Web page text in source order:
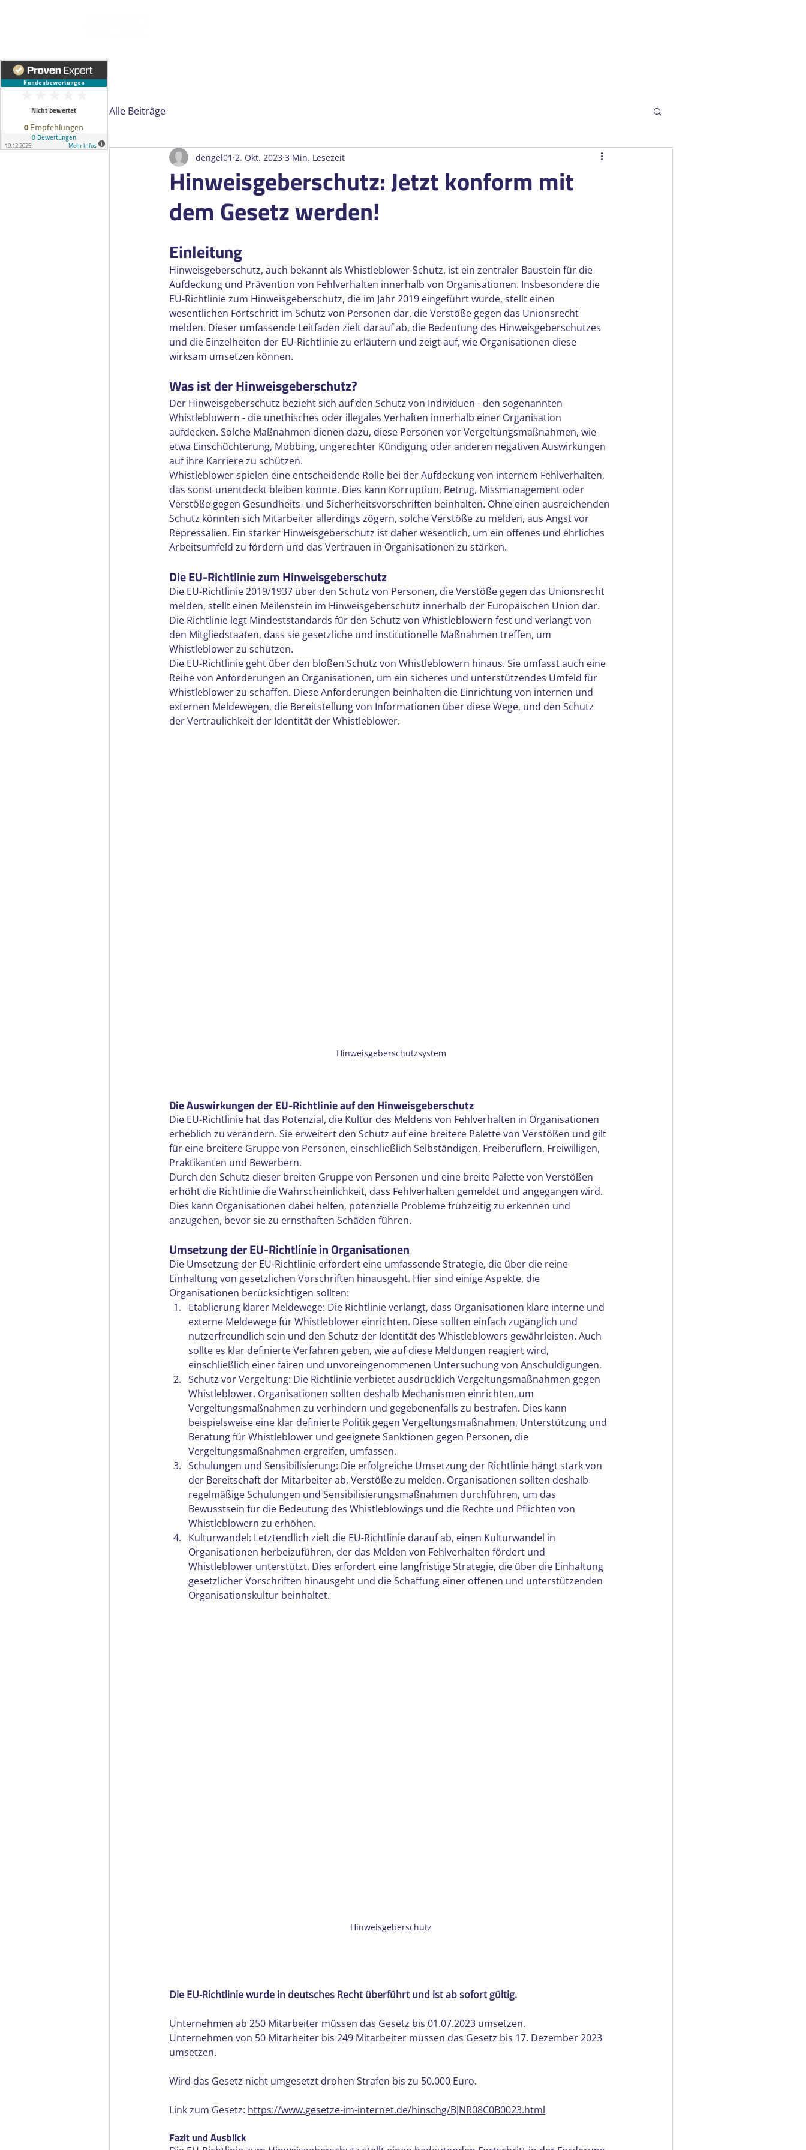
Alle Beiträge
Hinweisgeberschutz: Jetzt konform mit
dem Gesetz werden!
dengel01 2. Okt. 2023 3 Min. Lesezeit
Einleitung
Hinweisgeberschutz, auch bekannt als Whistleblower-Schutz, ist ein zentraler Baustein für die
Aufdeckung und Prävention von Fehlverhalten innerhalb von Organisationen. Insbesondere die
EU-Richtlinie zum Hinweisgeberschutz, die im Jahr 2019 eingeführt wurde, stellt einen
wesentlichen Fortschritt im Schutz von Personen dar, die Verstöße gegen das Unionsrecht
melden. Dieser umfassende Leitfaden zielt darauf ab, die Bedeutung des Hinweisgeberschutzes
und die Einzelheiten der EU-Richtlinie zu erläutern und zeigt auf, wie Organisationen diese
wirksam umsetzen können.
Was ist der Hinweisgeberschutz?
Der Hinweisgeberschutz bezieht sich auf den Schutz von Individuen - den sogenannten
Whistleblowern - die unethisches oder illegales Verhalten innerhalb einer Organisation
aufdecken. Solche Maßnahmen dienen dazu, diese Personen vor Vergeltungsmaßnahmen, wie
etwa Einschüchterung, Mobbing, ungerechter Kündigung oder anderen negativen Auswirkungen
auf ihre Karriere zu schützen.
Whistleblower spielen eine entscheidende Rolle bei der Aufdeckung von internem Fehlverhalten,
das sonst unentdeckt bleiben könnte. Dies kann Korruption, Betrug, Missmanagement oder
Verstöße gegen Gesundheits- und Sicherheitsvorschriften beinhalten. Ohne einen ausreichenden
Schutz könnten sich Mitarbeiter allerdings zögern, solche Verstöße zu melden, aus Angst vor
Repressalien. Ein starker Hinweisgeberschutz ist daher wesentlich, um ein offenes und ehrliches
Arbeitsumfeld zu fördern und das Vertrauen in Organisationen zu stärken.
Die EU-Richtlinie zum Hinweisgeberschutz
Die EU-Richtlinie 2019/1937 über den Schutz von Personen, die Verstöße gegen das Unionsrecht
melden, stellt einen Meilenstein im Hinweisgeberschutz innerhalb der Europäischen Union dar.
Die Richtlinie legt Mindeststandards für den Schutz von Whistleblowern fest und verlangt von
den Mitgliedstaaten, dass sie gesetzliche und institutionelle Maßnahmen treffen, um
Whistleblower zu schützen.
Die EU-Richtlinie geht über den bloßen Schutz von Whistleblowern hinaus. Sie umfasst auch eine
Reihe von Anforderungen an Organisationen, um ein sicheres und unterstützendes Umfeld für
Whistleblower zu schaffen. Diese Anforderungen beinhalten die Einrichtung von internen und
externen Meldewegen, die Bereitstellung von Informationen über diese Wege, und den Schutz
der Vertraulichkeit der Identität der Whistleblower.
Hinweisgeberschutzsystem
Die Auswirkungen der EU-Richtlinie auf den Hinweisgeberschutz
Die EU-Richtlinie hat das Potenzial, die Kultur des Meldens von Fehlverhalten in Organisationen
erheblich zu verändern. Sie erweitert den Schutz auf eine breitere Palette von Verstößen und gilt
für eine breitere Gruppe von Personen, einschließlich Selbständigen, Freiberuflern, Freiwilligen,
Praktikanten und Bewerbern.
Durch den Schutz dieser breiten Gruppe von Personen und eine breite Palette von Verstößen
erhöht die Richtlinie die Wahrscheinlichkeit, dass Fehlverhalten gemeldet und angegangen wird.
Dies kann Organisationen dabei helfen, potenzielle Probleme frühzeitig zu erkennen und
anzugehen, bevor sie zu ernsthaften Schäden führen.
Umsetzung der EU-Richtlinie in Organisationen
Die Umsetzung der EU-Richtlinie erfordert eine umfassende Strategie, die über die reine
Einhaltung von gesetzlichen Vorschriften hinausgeht. Hier sind einige Aspekte, die
Organisationen berücksichtigen sollten:
Etablierung klarer Meldewege: Die Richtlinie verlangt, dass Organisationen klare interne und
externe Meldewege für Whistleblower einrichten. Diese sollten einfach zugänglich und
nutzerfreundlich sein und den Schutz der Identität des Whistleblowers gewährleisten. Auch
sollte es klar definierte Verfahren geben, wie auf diese Meldungen reagiert wird,
einschließlich einer fairen und unvoreingenommenen Untersuchung von Anschuldigungen.
Schutz vor Vergeltung: Die Richtlinie verbietet ausdrücklich Vergeltungsmaßnahmen gegen
Whistleblower. Organisationen sollten deshalb Mechanismen einrichten, um
Vergeltungsmaßnahmen zu verhindern und gegebenenfalls zu bestrafen. Dies kann
beispielsweise eine klar definierte Politik gegen Vergeltungsmaßnahmen, Unterstützung und
Beratung für Whistleblower und geeignete Sanktionen gegen Personen, die
Vergeltungsmaßnahmen ergreifen, umfassen.
Schulungen und Sensibilisierung: Die erfolgreiche Umsetzung der Richtlinie hängt stark von
der Bereitschaft der Mitarbeiter ab, Verstöße zu melden. Organisationen sollten deshalb
regelmäßige Schulungen und Sensibilisierungsmaßnahmen durchführen, um das
Bewusstsein für die Bedeutung des Whistleblowings und die Rechte und Pflichten von
Whistleblowern zu erhöhen.
Kulturwandel: Letztendlich zielt die EU-Richtlinie darauf ab, einen Kulturwandel in
Organisationen herbeizuführen, der das Melden von Fehlverhalten fördert und
Whistleblower unterstützt. Dies erfordert eine langfristige Strategie, die über die Einhaltung
gesetzlicher Vorschriften hinausgeht und die Schaffung einer offenen und unterstützenden
Organisationskultur beinhaltet.
Hinweisgeberschutz
Die EU-Richtlinie wurde in deutsches Recht überführt und ist ab sofort gültig.
Unternehmen ab 250 Mitarbeiter müssen das Gesetz bis 01.07.2023 umsetzen.
Unternehmen von 50 Mitarbeiter bis 249 Mitarbeiter müssen das Gesetz bis 17. Dezember 2023
umsetzen.
Wird das Gesetz nicht umgesetzt drohen Strafen bis zu 50.000 Euro.
Link zum Gesetz: https://www.gesetze-im-internet.de/hinschg/BJNR08C0B0023.html
Fazit und Ausblick